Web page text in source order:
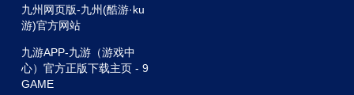
九州网页版-九州(酷游·ku
游)官方网站
九游APP-九游（游戏中
心）官方正版下载主页 - 9
GAME